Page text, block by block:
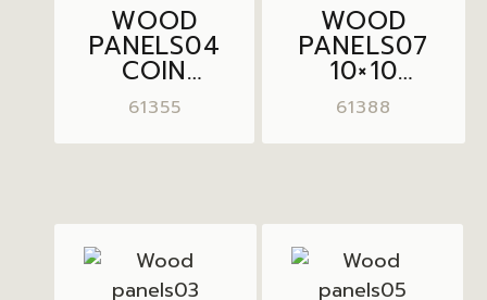
WOOD
PANELS04
COIN
ROOT
30X30X1,5
61355
WOOD
PANELS07
10×10
INTERLOCK
NATURAL
61388